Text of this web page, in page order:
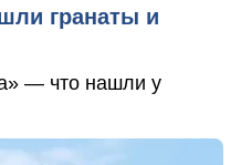
гранаты и
— что нашли у